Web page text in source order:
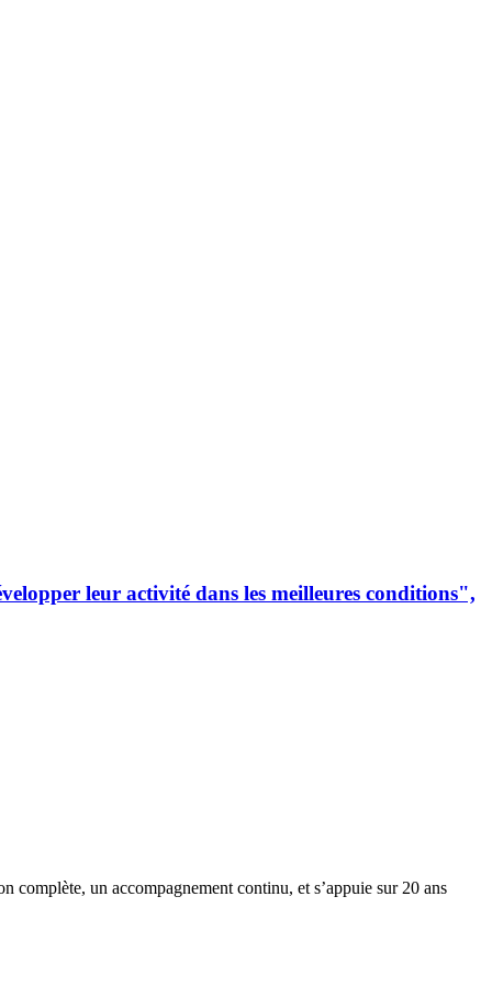
leur activité dans les meilleures conditions",
complète, un accompagnement continu, et s’appuie sur 20 ans